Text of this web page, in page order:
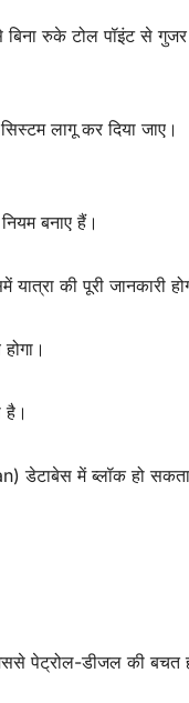
से बिना रुके टोल पॉइंट से
लागू कर दिया जाए।
बनाए हैं।
की पूरी जानकारी
है।
डेटाबेस में ब्लॉक हो
पेट्रोल-डीजल की बचत